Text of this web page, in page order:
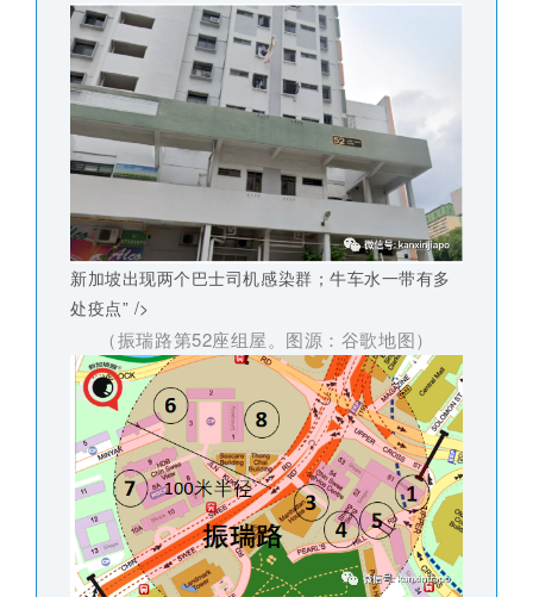
新加坡出现两个巴士司机感染群；牛车水一带有多
处疫点” />
（振瑞路第52座组屋。图源：谷歌地图）